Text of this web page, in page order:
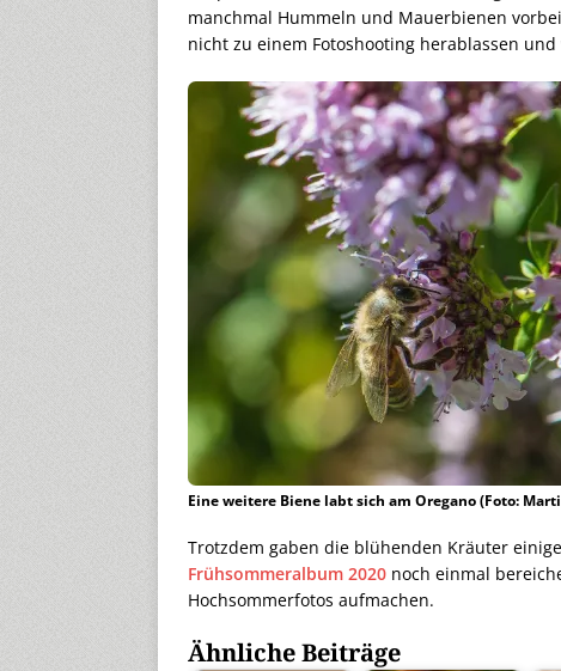
manchmal Hummeln und Mauerbienen
nicht zu einem Fotoshooting herablassen
Eine weitere Biene labt sich am Oregano (Foto:
Trotzdem gaben die blühenden Kräuter
Frühsommeralbum 2020 noch einmal
Hochsommerfotos aufmachen.
Ähnliche Beiträge